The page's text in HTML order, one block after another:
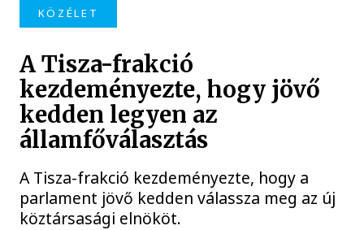
KÖZÉLET
A Tisza-frakció
kezdeményezte, hogy jövő
kedden legyen az
államfőválasztás
A Tisza-frakció kezdeményezte, hogy a
parlament jövő kedden válassza meg az új
köztársasági elnököt.